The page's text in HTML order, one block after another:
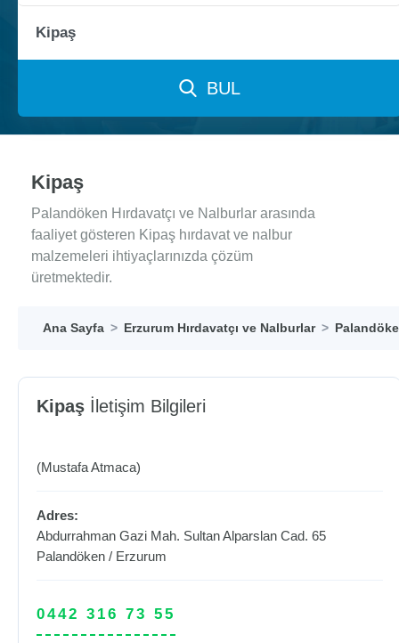
BUL
Kipaş
Palandöken Hırdavatçı ve Nalburlar arasında
faaliyet gösteren Kipaş hırdavat ve nalbur
malzemeleri ihtiyaçlarınızda çözüm
üretmektedir.
Ana Sayfa Erzurum Hırdavatçı ve Nalburlar
Kipaş İletişim Bilgileri
(Mustafa Atmaca)
Adres:
Abdurrahman Gazi Mah. Sultan Alparslan Cad. 65
Palandöken / Erzurum
0442 316 73 55